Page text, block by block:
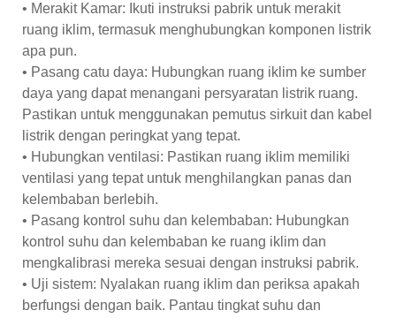
• Merakit Kamar: Ikuti instruksi pabrik untuk merakit
ruang iklim, termasuk menghubungkan komponen listrik
apa pun.
• Pasang catu daya: Hubungkan ruang iklim ke sumber
daya yang dapat menangani persyaratan listrik ruang.
Pastikan untuk menggunakan pemutus sirkuit dan kabel
listrik dengan peringkat yang tepat.
• Hubungkan ventilasi: Pastikan ruang iklim memiliki
ventilasi yang tepat untuk menghilangkan panas dan
kelembaban berlebih.
• Pasang kontrol suhu dan kelembaban: Hubungkan
kontrol suhu dan kelembaban ke ruang iklim dan
mengkalibrasi mereka sesuai dengan instruksi pabrik.
• Uji sistem: Nyalakan ruang iklim dan periksa apakah
berfungsi dengan baik. Pantau tingkat suhu dan